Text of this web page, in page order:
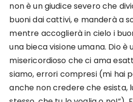
non è un giudice severo che
buoni dai cattivi, e manderà a
mentre accoglierà in cielo i
una bieca visione umana. Dio è
misericordioso che ci ama
siamo, errori compresi (mi hai
anche non credere che esista,